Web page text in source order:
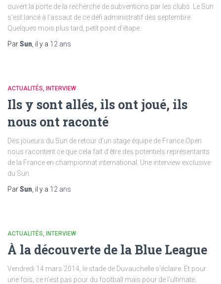
ouvert la porte de la recherche de subventions par les clubs. Le Sun
s’est lancé à l’assaut de ce défi administratif dès septembre.
Quelques mois plus tard, petit point d’étape.
ParSun , il y a 12 ans
ACTUALITÉS INTERVIEW
Ils y sont allés, ils ont joué, ils
nous ont raconté
Des joueurs du Sun de retour d’un stage équipe de France Open
nous racontent ce que cela fait d’être des potentiels représentants
de la France en championnat international. Une interview exclusive
du Sun.
ParSun , il y a 12 ans
ACTUALITÉS INTERVIEW
À la découverte de la Blue League
Vendredi 14 mars 2014, le stade de Duvauchelle s’éclaire. Et pour
une fois, ce n’est pas pour du football mais pour de l’ultimate.